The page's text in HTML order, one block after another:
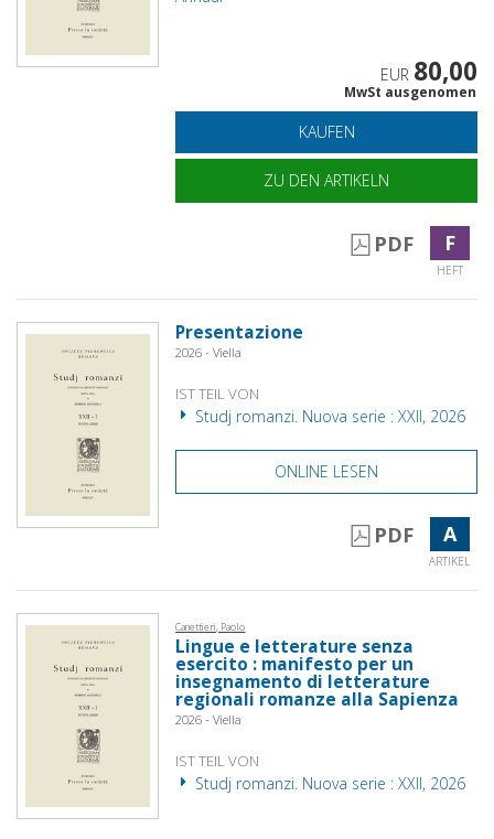
EUR 80,00
MwSt ausgenomen
KAUFEN
ZU DEN ARTIKELN
PDF F
HEFT
Presentazione
2026 - Viella
IST TEIL VON
Studj romanzi. Nuova serie : XXII, 2026
ONLINE LESEN
PDF A
ARTIKEL
Canettieri, Paolo
Lingue e letterature senza
esercito : manifesto per un
insegnamento di letterature
regionali romanze alla Sapienza
2026 - Viella
IST TEIL VON
Studj romanzi. Nuova serie : XXII, 2026